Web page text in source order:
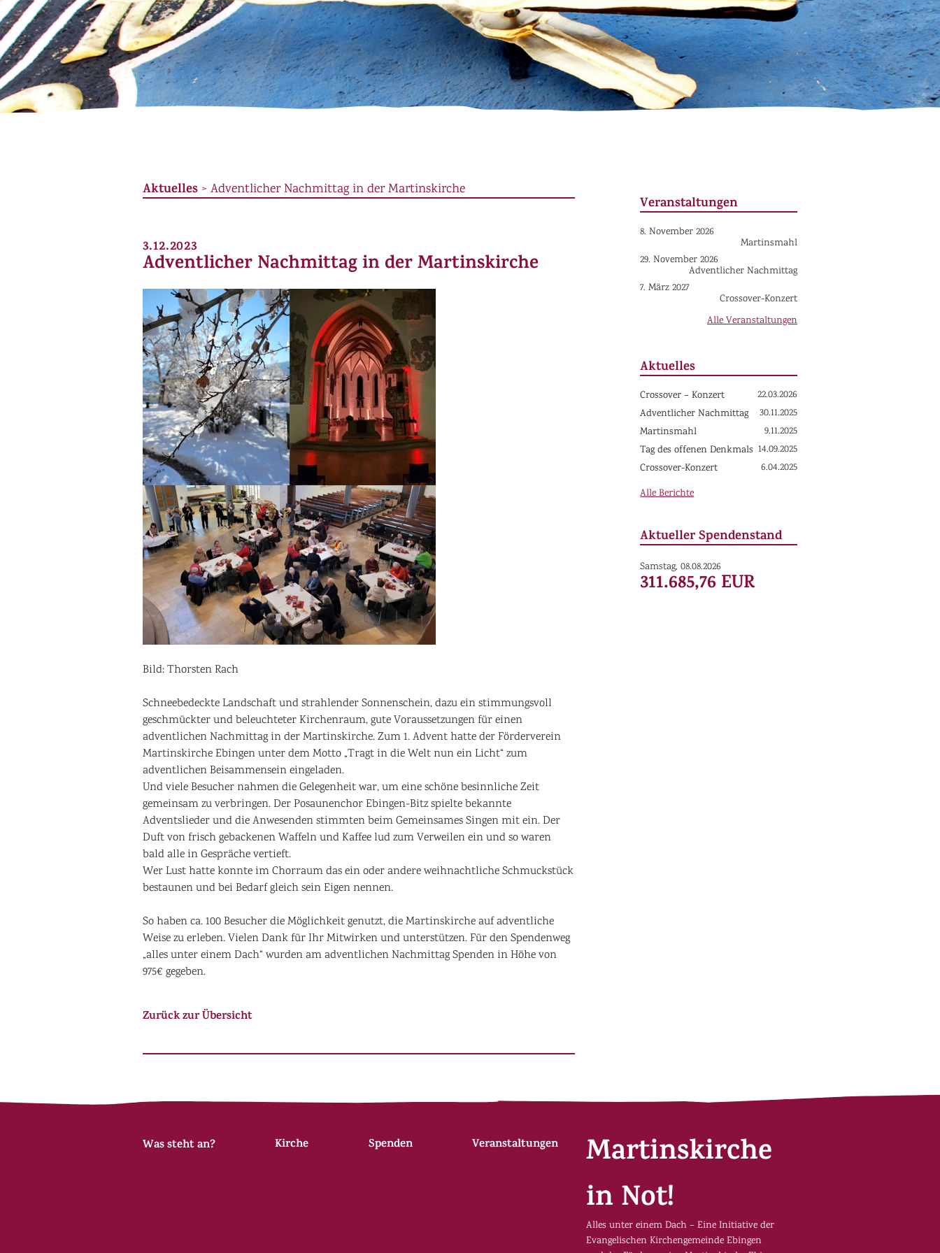
Aktuelles> Adventlicher Nachmittag in der Martinskirche
3.12.2023
Adventlicher Nachmittag in der Martinskirche
Bild: Thorsten Rach
Schneebedeckte Landschaft und strahlender Sonnenschein, dazu ein stimmungsvoll
geschmückter und beleuchteter Kirchenraum, gute Voraussetzungen für einen
adventlichen Nachmittag in der Martinskirche. Zum 1. Advent hatte der Förderverein
Martinskirche Ebingen unter dem Motto „Tragt in die Welt nun ein Licht“ zum
adventlichen Beisammensein eingeladen.
Und viele Besucher nahmen die Gelegenheit war, um eine schöne besinnliche Zeit
gemeinsam zu verbringen. Der Posaunenchor Ebingen-Bitz spielte bekannte
Adventslieder und die Anwesenden stimmten beim Gemeinsames Singen mit ein. Der
Duft von frisch gebackenen Waffeln und Kaffee lud zum Verweilen ein und so waren
bald alle in Gespräche vertieft.
Wer Lust hatte konnte im Chorraum das ein oder andere weihnachtliche Schmuckstück
bestaunen und bei Bedarf gleich sein Eigen nennen.
So haben ca. 100 Besucher die Möglichkeit genutzt, die Martinskirche auf adventliche
Weise zu erleben. Vielen Dank für Ihr Mitwirken und unterstützen. Für den Spendenweg
„alles unter einem Dach“ wurden am adventlichen Nachmittag Spenden in Höhe von
975€ gegeben.
Zurück zur Übersicht
Veranstaltungen
8. November 2026
Martinsmahl
29. November 2026
Adventlicher Nachmittag
7. März 2027
Crossover-Konzert
Alle Veranstaltungen
Aktuelles
Crossover – Konzert
22.03.2026
Adventlicher Nachmittag
30.11.2025
Martinsmahl
9.11.2025
Tag des offenen Denkmals 14.09.2025
Crossover-Konzert
6.04.2025
Alle Berichte
Aktueller Spendenstand
Samstag, 08.08.2026
311.685,76 EUR
Was steht an? Kirche Spenden Veranstaltungen
Martinskirche
in Not!
Alles unter einem Dach – Eine Initiative der
Evangelischen Kirchengemeinde Ebingen